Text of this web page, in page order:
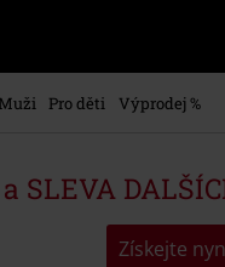
Muži Pro děti Výprodej %
SLEVA
Získejte